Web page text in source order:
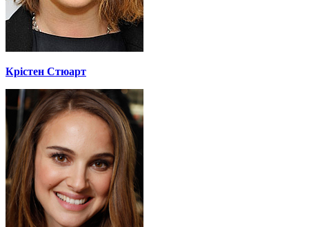
Крістен Стюарт